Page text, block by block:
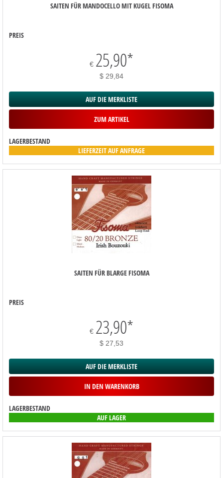
SAITEN FÜR MANDOCELLO MIT KUGEL FISOMA
PREIS
€ 25,90*
$ 29,84
AUF DIE MERKLISTE
ZUM ARTIKEL
LAGERBESTAND
LIEFERZEIT AUF ANFRAGE
SAITEN FÜR BLARGE FISOMA
PREIS
€ 23,90*
$ 27,53
AUF DIE MERKLISTE
IN DEN WARENKORB
LAGERBESTAND
AUF LAGER